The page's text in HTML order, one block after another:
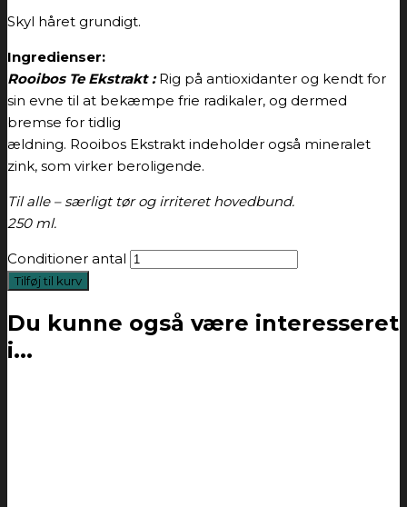
Skyl håret grundigt.
Ingredienser:
Rooibos Te Ekstrakt :Rig på antioxidanter og kendt for
sin evne til at bekæmpe frie radikaler, og dermed
bremse for tidlig
ældning. Rooibos Ekstrakt indeholder også mineralet
zink, som virker beroligende.
Til alle – særligt tør og irriteret hovedbund.
250 ml.
Conditioner antal
Tilføj til kurv
Du kunne også være interesseret
i...